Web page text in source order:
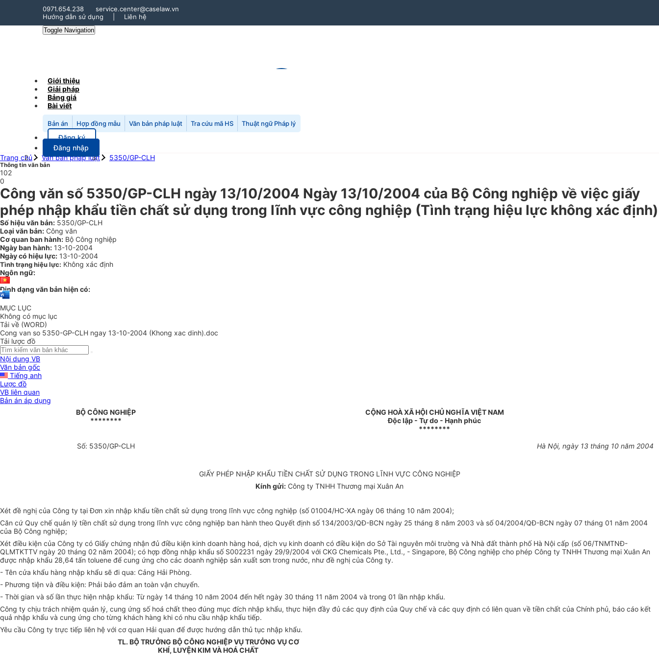
0971.654.238
service.center@caselaw.vn
Hướng dẫn sử dụng
Liên hệ
Toggle Navigation
Giới thiệu
Giải pháp
Bảng giá
Bài viết
Bản án Hợp đồng mẫu Văn bản pháp luật Tra cứu mã HS Thuật ngữ Pháp lý
Đăng ký
Đăng nhập
Trang chủ
Văn bản pháp luật 5350/GP-CLH
Thông tin văn bản
102
0
Công văn số 5350/GP-CLH ngày 13/10/2004 Ngày 13/10/2004 của Bộ Công nghiệp về việc giấy
phép nhập khẩu tiền chất sử dụng trong lĩnh vực công nghiệp (Tình trạng hiệu lực không xác định)
Số hiệu văn bản: 5350/GP-CLH
Loại văn bản: Công văn
Cơ quan ban hành: Bộ Công nghiệp
Ngày ban hành: 13-10-2004
Ngày có hiệu lực: 13-10-2004
Tình trạng hiệu lực: Không xác định
Ngôn ngữ:
Định dạng văn bản hiện có:
MỤC LỤC
Không có mục lục
Tải về (WORD)
Cong van so 5350-GP-CLH ngay 13-10-2004 (Khong xac dinh).doc
Tải lược đồ
Nội dung VB
Văn bản gốc
Tiếng anh
Lược đồ
VB liên quan
Bản án áp dụng
BỘ CÔNG NGHIỆP
********
CỘNG HOÀ XÃ HỘI CHỦ NGHĨA VIỆT NAM
Độc lập - Tự do - Hạnh phúc
********
Số: 5350/GP-CLH Hà Nội, ngày 13 tháng 10 năm 2004
GIẤY PHÉP NHẬP KHẨU TIỀN CHẤT SỬ DỤNG TRONG LĨNH VỰC CÔNG NGHIỆP
Kính gửi: Công ty TNHH Thương mại Xuân An
Xét đề nghị của Công ty tại Đơn xin nhập khẩu tiền chất sử dụng trong lĩnh vực công nghiệp (số 01004/HC-XA ngày 06 tháng 10 năm 2004);
Căn cứ Quy chế quản lý tiền chất sử dụng trong lĩnh vực công nghiệp ban hành theo Quyết định số 134/2003/QĐ-BCN ngày 25 tháng 8 năm 2003 và số 04/2004/QĐ-BCN ngày 07 tháng 01 năm 2004
của Bộ Công nghiệp;
Xét điều kiện của Công ty có Giấy chứng nhận đủ điều kiện kinh doanh hàng hoá, dịch vụ kinh doanh có điều kiện do Sở Tài nguyên môi trường và Nhà đất thành phố Hà Nội cấp (số 06/TNMTNĐ-
QLMTKTTV ngày 20 tháng 02 năm 2004); có hợp đồng nhập khẩu số S002231 ngày 29/9/2004 với CKG Chemicals Pte., Ltd., - Singapore, Bộ Công nghiệp cho phép Công ty TNHH Thương mại Xuân An
được nhập khẩu 28,64 tấn toluene để cung ứng cho các doanh nghiệp sản xuất sơn trong nước, như đề nghị của Công ty.
- Tên cửa khẩu hàng nhập khẩu sẽ đi qua: Cảng Hải Phòng.
- Phương tiện và điều kiện: Phải bảo đảm an toàn vận chuyển.
- Thời gian và số lần thực hiện nhập khẩu: Từ ngày 14 tháng 10 năm 2004 đến hết ngày 30 tháng 11 năm 2004 và trong 01 lần nhập khẩu.
Công ty chịu trách nhiệm quản lý, cung ứng số hoá chất theo đúng mục đích nhập khẩu, thực hiện đầy đủ các quy định của Quy chế và các quy định có liên quan về tiền chất của Chính phủ, báo cáo kết
quả nhập khẩu và cung ứng cho từng khách hàng khi có nhu cầu nhập khẩu tiếp.
Yêu cầu Công ty trực tiếp liên hệ với cơ quan Hải quan để được hướng dẫn thủ tục nhập khẩu.
TL. BỘ TRƯỞNG BỘ CÔNG NGHIỆP VỤ TRƯỞNG VỤ CƠ
KHÍ, LUYỆN KIM VÀ HOÁ CHẤT